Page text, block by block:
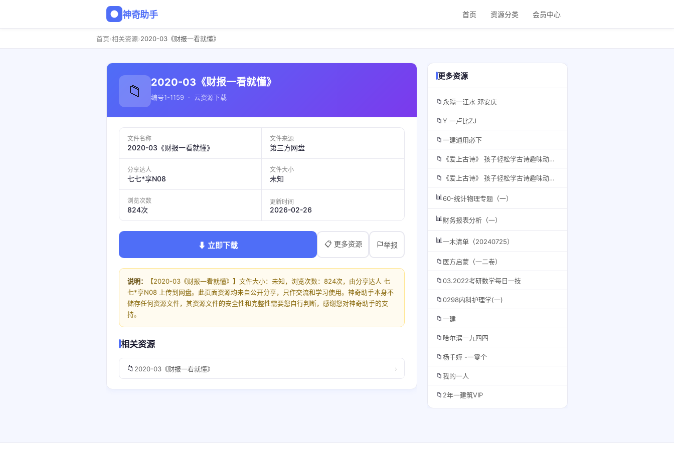
神奇助手 首页 资源分类 会员中心
首页›相关资源›2020-03《财报一看就懂》
📁 2020-03《财报一看就懂》
编号1-1159 · 云资源下载
文件名称
2020-03《财报一看就懂》
文件来源
第三方网盘
分享达人
七七*享N08
文件大小
未知
浏览次数
824次
更新时间
2026-02-26
⬇ 立即下载 📋 更多资源 举报
说明：
【2020-03《财报一看就懂》】文件大小：未知，浏览次数：824次，由分享达人 七
七*享N08 上传到网盘。此页面资源均来自公开分享，只作交流和学习使用。神奇助手本身不
储存任何资源文件，其资源文件的安全性和完整性需要您自行判断，感谢您对神奇助手的支
持。
相关资源
📁 2020-03《财报一看就懂》 ›
更多资源
📁永隔一江水 邓安庆
📁Y 一卢比ZJ
📁一建通用必下
📁 《爱上古诗》 孩子轻松学古诗趣味动画 一看就懂（71集）
📁 《爱上古诗》 孩子轻松学古诗趣味动画 一看就懂（71集）
📊60-统计物理专题（一）
📊 财务报表分析（一）
📊一木清单（20240725）
📁 医方启蒙（一二卷）
📁03.2022考研数学每日一技
📁0298内科护理学(一)
📁一建
📁 哈尔滨一九四四
📁杨千嬅 -一零个
📁我的一人
📁 2年一建筑VIP